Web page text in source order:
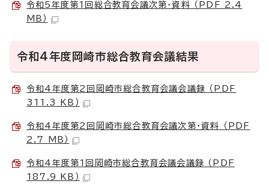
令和5年度第1回総合教育会議次第・資料 （PDF 2.4
MB）
令和4年度岡崎市総合教育会議結果
令和4年度第2回岡崎市総合教育会議会議録 （PDF
311.3 KB）
令和4年度第2回岡崎市総合教育会議次第・資料 （PDF
2.7 MB）
令和4年度第1回岡崎市総合教育会議会議録 （PDF
187.9 KB）